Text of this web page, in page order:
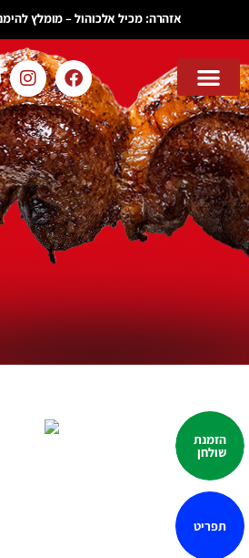
אזהרה: מכיל אלכוהול – מומלץ
הזמנת
שולחן
תפריט